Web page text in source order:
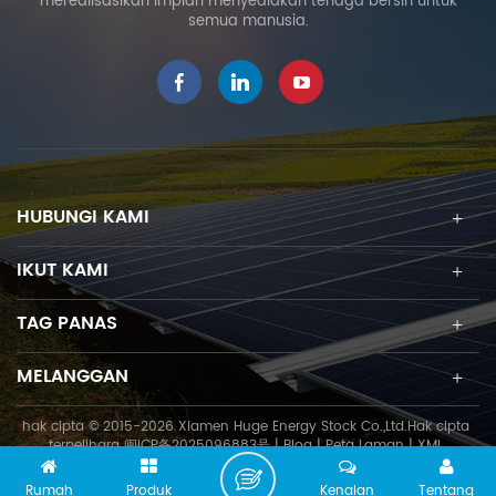
untuk pelbagai jenis zon
Bumbung Logam Trapezoid
Jenis pengapit yang
mengikat rusuk trapezoid
yang berbeza. Penyesuaian
juga tersedia. Ciri es
Intergrasi Getah EPDM Kalis
Air Kos-Efektif dan
Pemasangan Cepat Boleh
disesuaikan Kerang
Trapezoid hlm HE-24-JC
kereta api 11-R02 Kit
Sambatan R ail HE-15-R6 Kit
Pengapit Pertengahan HE-
17-IC19XX Kit Pengapit Akhir
HE-18-EC35XX Klip
Pembumian 26-R12 Lug
Pembumian HE-26-XJ20-D1
semua manusia.
HUBUNGI KAMI
IKUT KAMI
TAG PANAS
MELANGGAN
hak cipta © 2015-2026 Xiamen Huge Energy Stock Co.,Ltd.Hak cipta
terpelihara闽ICP备2025096883号|Blog|Peta Laman|XML
Rumah Produk Tentang
Kenalan